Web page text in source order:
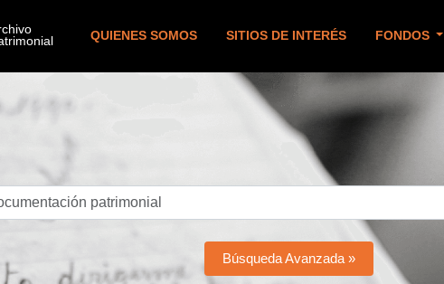
QUIENES SOMOS SITIOS DE INTERÉS FONDOS
Búsqueda Avanzada »